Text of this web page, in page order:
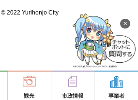
観光 市政情報 事業者
×
©️ 2022 Yurihonjo City